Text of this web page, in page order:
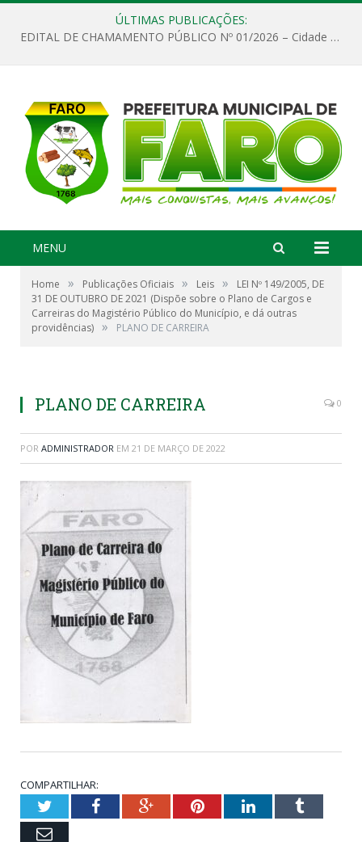
ÚLTIMAS PUBLICAÇÕES:
EDITAL DE CHAMAMENTO PÚBLICO Nº 01/2026 – Cidade de Faro
MENU
Home » Publicações Oficiais » Leis »
LEI Nº 149/2005, DE
31 DE OUTUBRO DE 2021 (Dispõe sobre o Plano de Cargos e
Carreiras do Magistério Público do Município, e dá outras
providências) » PLANO DE CARREIRA
PLANO DE CARREIRA 0
POR ADMINISTRADOR EM 21 DE MARÇO DE 2022
COMPARTILHAR:
TwitterFacebookGoogle+PinterestLinkedInTumblr
Email